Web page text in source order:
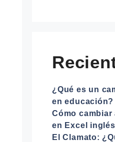
¿Qué es un
en educación?
Cómo cambiar
en Excel
El Clamato: